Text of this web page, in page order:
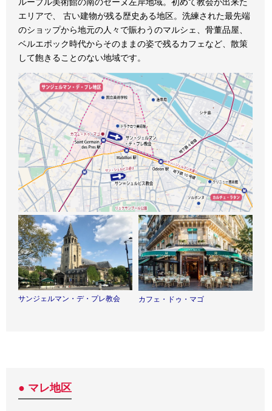
エリアで、 古い建物が残る歴史ある地区。洗練された最先端
のショップから地元の人々で賑わうのマルシェ、骨董品屋、
ベルエポック時代からそのままの姿で残るカフェなど、散策
して飽きることのない地域です。
サンジェルマン・デ・プレ教会 カフェ・ドゥ・マゴ
● マレ地区